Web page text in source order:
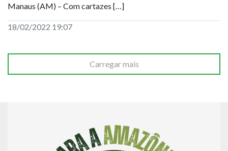
Manaus (AM) – Com cartazes […]
18/02/2022 19:07
Carregar mais